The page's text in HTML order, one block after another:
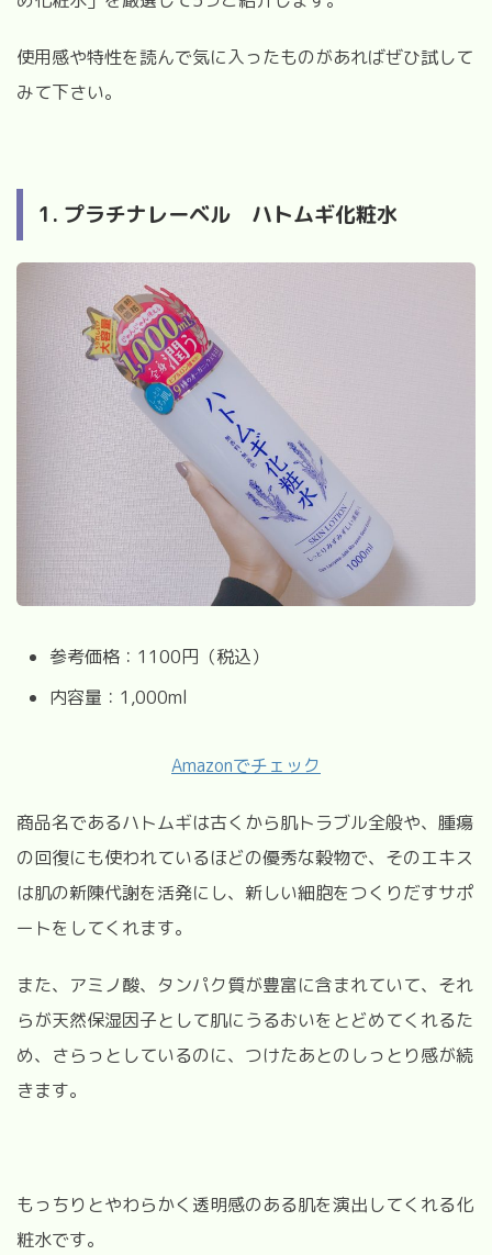
使用感や特性を読んで気に入ったものがあればぜひ試して
みて下さい。
1. プラチナレーベル ハトムギ化粧水
参考価格：1100円（税込）
内容量：1,000ml
Amazonでチェック
商品名であるハトムギは古くから肌トラブル全般や、腫瘍
の回復にも使われているほどの優秀な穀物で、そのエキス
は肌の新陳代謝を活発にし、新しい細胞をつくりだすサポ
ートをしてくれます。
また、アミノ酸、タンパク質が豊富に含まれていて、それ
らが天然保湿因子として肌にうるおいをとどめてくれるた
め、さらっとしているのに、つけたあとのしっとり感が続
きます。
もっちりとやわらかく透明感のある肌を演出してくれる化
粧水です。